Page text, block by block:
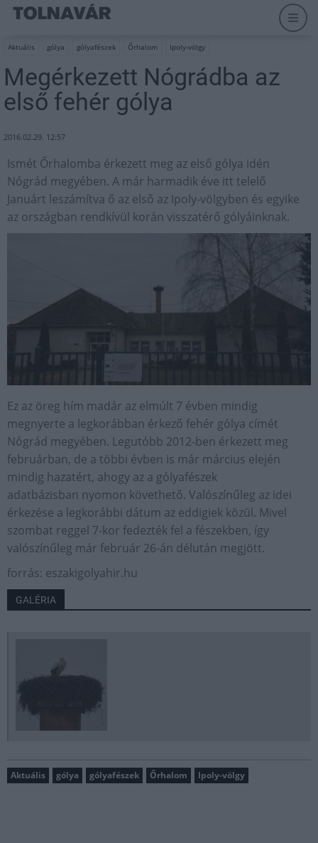
Aktuális gólya gólyafészek Őrhalom Ipoly-völgy
Megérkezett Nógrádba az
első fehér gólya
2016.02.29. 12:57
Ismét Őrhalomba érkezett meg az első gólya idén
Nógrád megyében. A már harmadik éve itt telelő
Januárt leszámítva ő az első az Ipoly-völgyben és egyike
az országban rendkívül korán visszatérő gólyáinknak.
Ez az öreg hím madár az elmúlt 7 évben mindig
megnyerte a legkorábban érkező fehér gólya címét
Nógrád megyében. Legutóbb 2012-ben érkezett meg
februárban, de a többi évben is már március elején
mindig hazatért, ahogy az a gólyafészek
adatbázisban nyomon követhető. Valószínűleg az idei
érkezése a legkorábbi dátum az eddigiek közül. Mivel
szombat reggel 7-kor fedezték fel a fészekben, így
valószínűleg már február 26-án délután megjött.
forrás: eszakigolyahir.hu
GALÉRIA
Aktuális gólya gólyafészek Őrhalom Ipoly-völgy